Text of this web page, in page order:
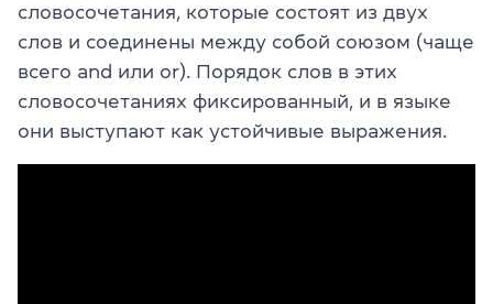
словосочетания, которые состоят из двух
слов и соединены между собой союзом (чаще
всего and или or). Порядок слов в этих
словосочетаниях фиксированный, и в языке
они выступают как устойчивые выражения.